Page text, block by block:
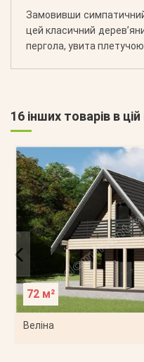
Замовивши
цей класичний
пергола, увита
16 інших товарів в цій
72 м²
Веліна